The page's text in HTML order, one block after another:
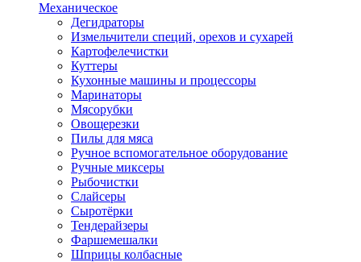
Механическое
Дегидраторы
Измельчители специй, орехов и сухарей
Картофелечистки
Куттеры
Кухонные машины и процессоры
Маринаторы
Мясорубки
Овощерезки
Пилы для мяса
Ручное вспомогательное оборудование
Ручные миксеры
Рыбочистки
Слайсеры
Сыротёрки
Тендерайзеры
Фаршемешалки
Шприцы колбасные